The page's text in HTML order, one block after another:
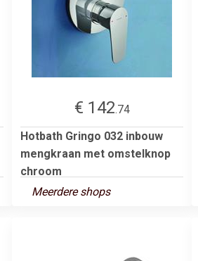
€ 142.74
Hotbath Gringo 032 inbouw
mengkraan met omstelknop
chroom
Meerdere shops